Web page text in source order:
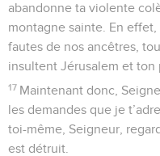
abandonne ta violente
montagne sainte. En
fautes de nos ancêtres,
insultent Jérusalem et ton
17 Maintenant donc,
les demandes que je
toi-même, Seigneur,
est détruit.